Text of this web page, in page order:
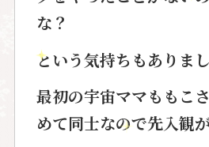
な？
という気持ちもありまし
最初の宇宙ママももこ
めて同士なので先入観